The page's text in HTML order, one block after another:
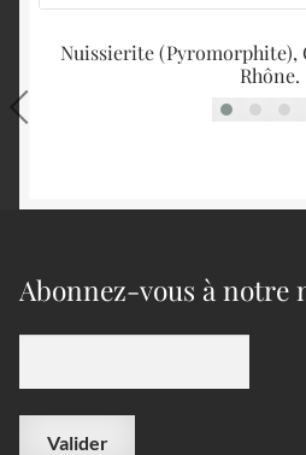
Nuissierite
Rhône.
Abonnez-vous à notre